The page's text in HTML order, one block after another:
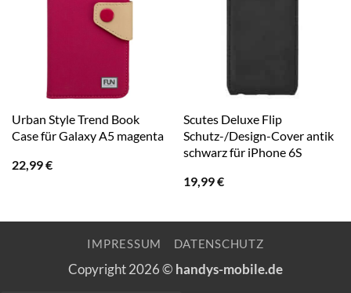
Urban Style Trend Book
Case für Galaxy A5 magenta
22,99€
Scutes Deluxe Flip
Schutz-/Design-Cover antik
schwarz für iPhone 6S
19,99€
IMPRESSUM DATENSCHUTZ
Copyright 2026 © handys-mobile.de